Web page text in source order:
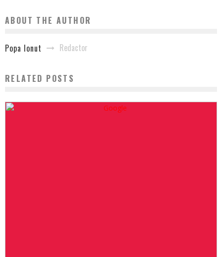
ABOUT THE AUTHOR
Popa Ionut Redactor
RELATED POSTS